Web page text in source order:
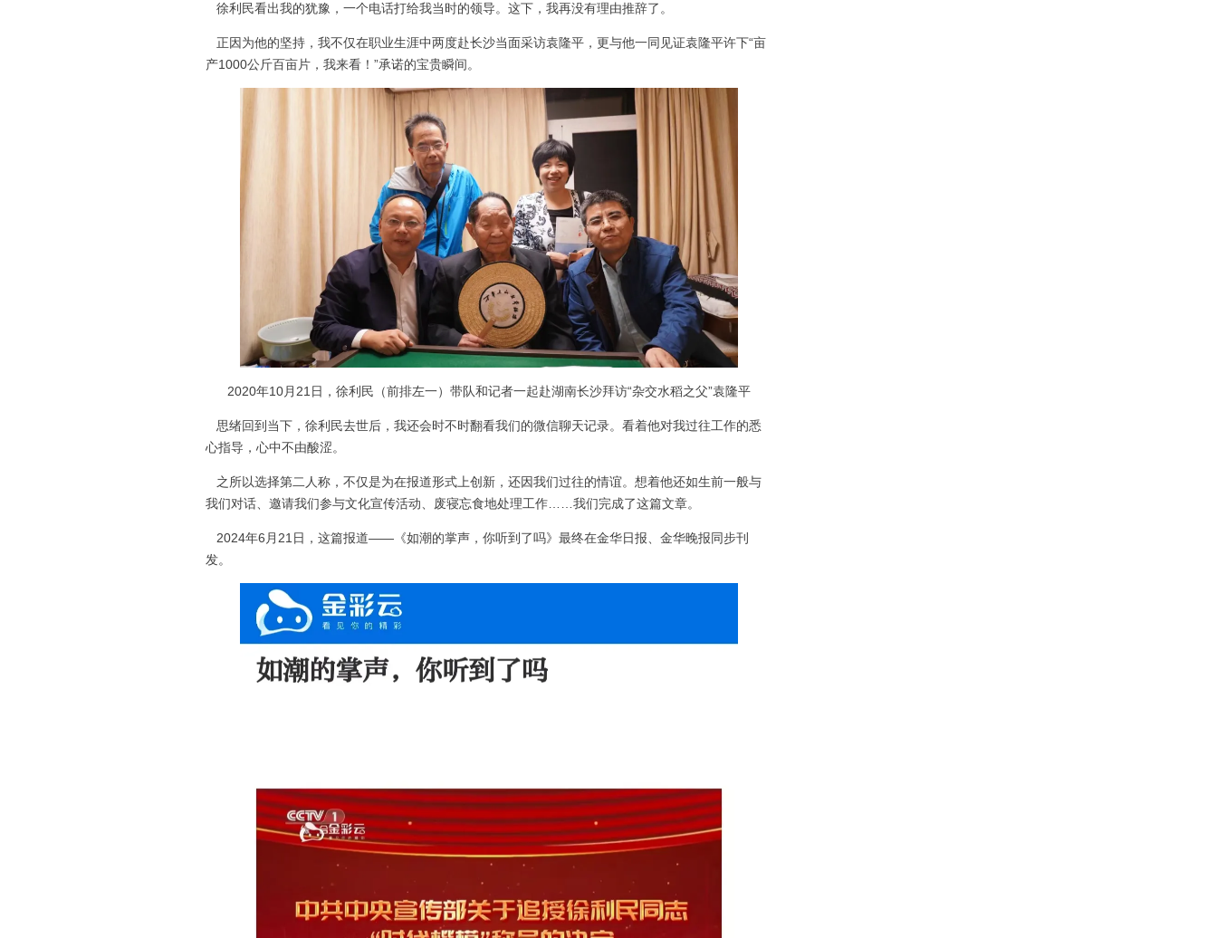
徐利民看出我的犹豫，一个电话打给我当时的领导。这下，我再没有理由推辞了。
正因为他的坚持，我不仅在职业生涯中两度赴长沙当面采访袁隆平，更与他一同见证袁隆平许下“亩
产1000公斤百亩片，我来看！”承诺的宝贵瞬间。
2020年10月21日，徐利民（前排左一）带队和记者一起赴湖南长沙拜访“杂交水稻之父”袁隆平
思绪回到当下，徐利民去世后，我还会时不时翻看我们的微信聊天记录。看着他对我过往工作的悉
心指导，心中不由酸涩。
之所以选择第二人称，不仅是为在报道形式上创新，还因我们过往的情谊。想着他还如生前一般与
我们对话、邀请我们参与文化宣传活动、废寝忘食地处理工作……我们完成了这篇文章。
2024年6月21日，这篇报道——《如潮的掌声，你听到了吗》最终在金华日报、金华晚报同步刊
发。